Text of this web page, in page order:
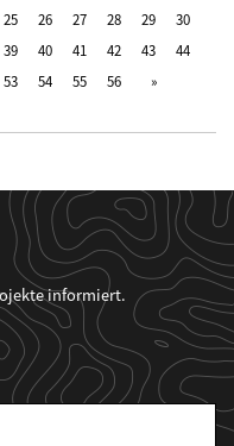
25 26 27 28 29
30
39 40 41 42 43
44
53 54 55 56
informiert.